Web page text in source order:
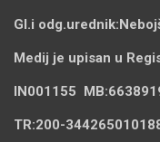
Gl.i odg.urednik:
Medij je upisan u
IN001155 MB:
TR:200-